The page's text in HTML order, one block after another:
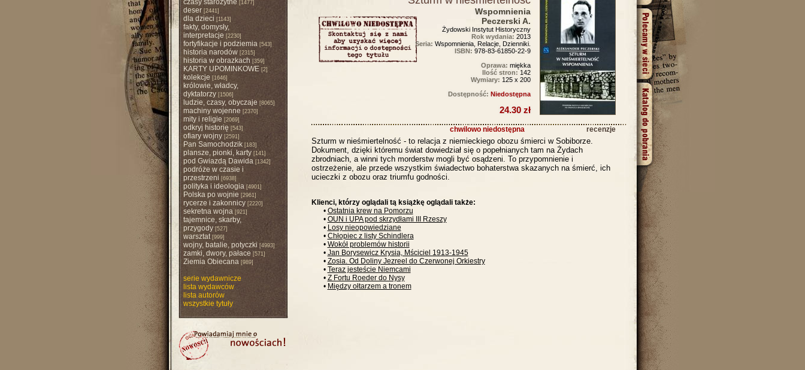
czasy starożytne [1477]
deser[2441]
dla dzieci [1143]
fakty, domysły,
interpretacje [2230]
fortyfikacje i podziemia[543]
historia narodów[2315]
historia w obrazkach [359]
KARTY UPOMINKOWE[2]
kolekcje [1646]
królowie, władcy,
dyktatorzy[1506]
ludzie, czasy, obyczaje [8065]
machiny wojenne [2370]
mity i religie [2069]
odkryj historię[543]
ofiary wojny[2591]
Pan Samochodzik[183]
plansze, pionki, karty[141]
pod Gwiazdą Dawida[1342]
podróże w czasie i
przestrzeni [6938]
polityka i ideologia[4901]
Polska po wojnie [2961]
rycerze i zakonnicy[2220]
sekretna wojna[921]
tajemnice, skarby,
przygody[527]
warsztat[999]
wojny, batalie, potyczki [4993]
zamki, dwory, pałace [571]
Ziemia Obiecana[989]
serie wydawnicze
lista wydawców
lista autorów
wszystkie tytuły
Wspomnienia
Peczerski A.
Żydowski Instytut Historyczny
Rok wydania: 2013
Seria: Wspomnienia, Relacje, Dzienniki.
ISBN: 978-83-61850-22-9
Oprawa: miękka
Ilość stron: 142
Wymiary: 125 x 200
Dostępność: Niedostępna
24.30 zł
chwilowo niedostępna recenzje
Szturm w nieśmiertelność - to relacja z niemieckiego obozu śmierci w Sobiborze.
Dokument, dzięki któremu świat dowiedział się o popełnianych tam na Żydach
zbrodniach, a winni tych morderstw mogli być osądzeni. To przypomnienie i
ostrzeżenie, ale przede wszystkim świadectwo bohaterstwa skazanych na śmierć, ich
ucieczki z obozu oraz triumfu godności.
Klienci, którzy oglądali tą książkę oglądali także:
• Ostatnia krew na Pomorzu
• OUN i UPA pod skrzydłami III Rzeszy
• Losy nieopowiedziane
• Chłopiec z listy Schindlera
• Wokół problemów historii
• Jan Borysewicz Krysia, Mściciel 1913-1945
• Zosia. Od Doliny Jezreel do Czerwonej Orkiestry
• Teraz jesteście Niemcami
• Z Fortu Roeder do Nysy
• Między ołtarzem a tronem